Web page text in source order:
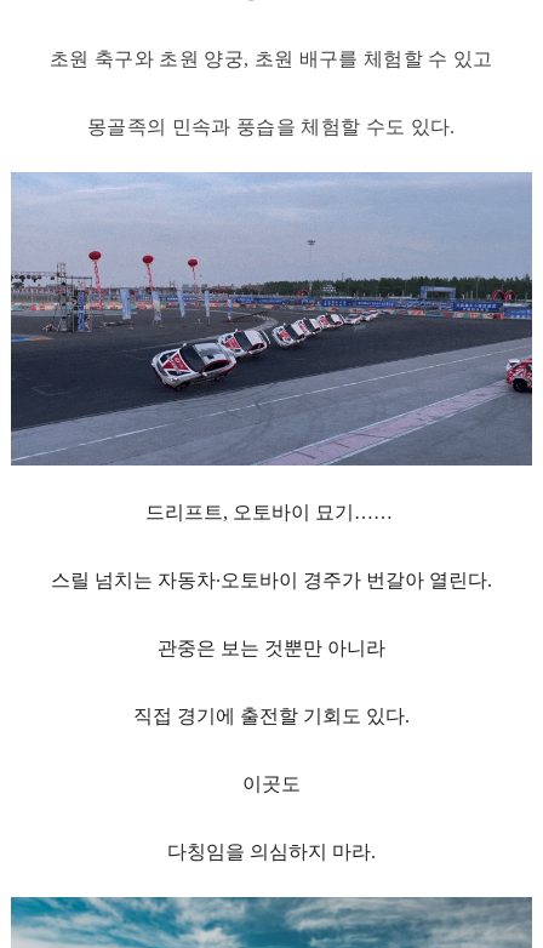
초원 축구와 초원 양궁, 초원 배구를 체험할 수 있고
몽골족의 민속과 풍습을 체험할 수도 있다.
드리프트, 오토바이 묘기 ……
스릴 넘치는 자동차∙오토바이 경주가 번갈아 열린다.
관중은 보는 것뿐만 아니라
직접 경기에 출전할 기회도 있다.
이곳도
다칭임을 의심하지 마라.